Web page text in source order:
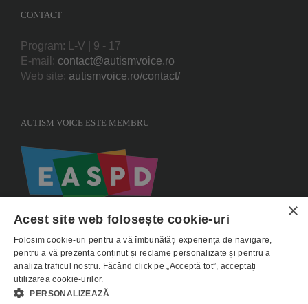
CONTACT
Program: L-V | 9 - 17
E-mail: contact@autismvoice.ro
Web site: autismvoice.ro/contact/
AUTISM VOICE ESTE MEMBRU
Copyright 2015 AUTISMVOICE |
Cookie-uri|
×
Acest site web folosește cookie-uri
Folosim cookie-uri pentru a vă îmbunătăți experiența de navigare,
pentru a vă prezenta conținut și reclame personalizate și pentru a
analiza traficul nostru. Făcând click pe „Acceptă tot”, acceptați
utilizarea cookie-urilor.
PERSONALIZEAZĂ